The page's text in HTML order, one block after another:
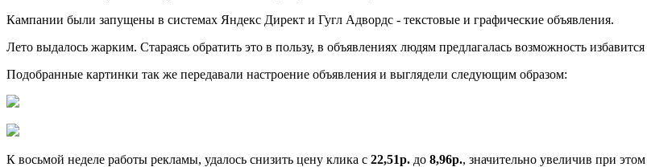
Кампании были запущены в системах Яндекс Директ и Гугл Адвордс - текстовые и графические объявления.
Лето выдалось жарким. Стараясь обратить это в пользу, в объявлениях людям предлагалась возможность
Подобранные картинки так же передавали настроение объявления и выглядели следующим образом:
К восьмой неделе работы рекламы, удалось снизить цену клика с 22,51р. до 8,96р., значительно увеличив при